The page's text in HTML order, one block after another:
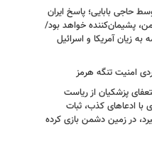
حاجی بابایی؛ پاسخ ایران
پشیمان‌کننده خواهد بود/
زیان آمریکا و اسرائیل
امنیت تنگه هرمز
پزشکیان از ریاست
ادعاهای کذب، ثبات
در زمین دشمن بازی کرده